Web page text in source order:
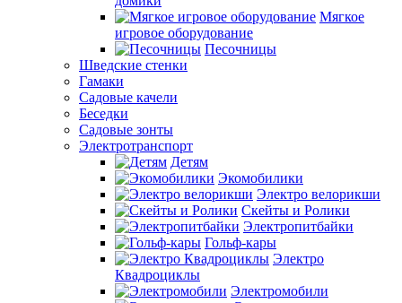
Мягкое
игровое оборудование
Песочницы
Шведские стенки
Гамаки
Садовые качели
Беседки
Садовые зонты
Электротранспорт
Детям
Экомобилики
Электро велорикши
Скейты и Ролики
Электропитбайки
Гольф-кары
Электро
Квадроциклы
Электромобили